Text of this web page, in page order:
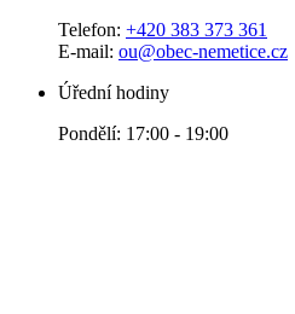
Telefon: +420 383 373 361
E-mail: ou@obec-nemetice.cz
Úřední hodiny
Pondělí: 17:00 - 19:00